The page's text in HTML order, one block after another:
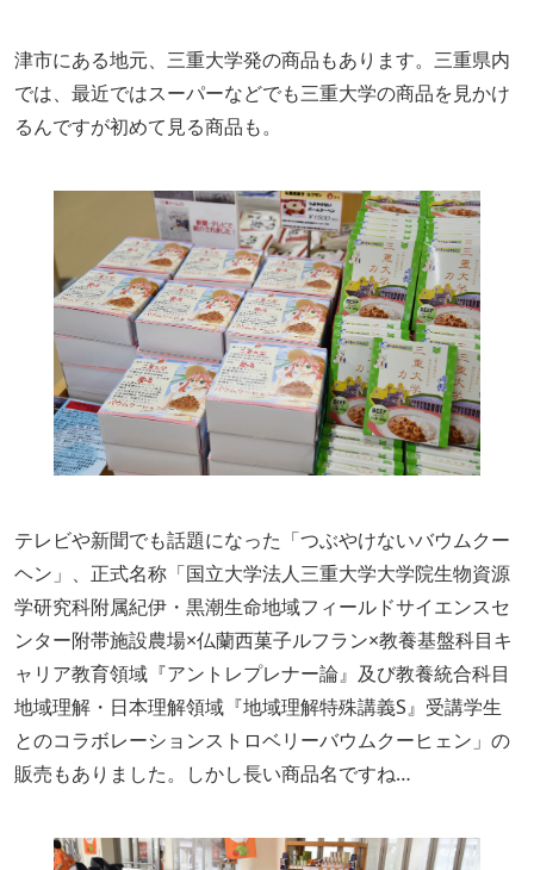
津市にある地元、三重大学発の商品もあります。三重県内
では、最近ではスーパーなどでも三重大学の商品を見かけ
るんですが初めて見る商品も。
テレビや新聞でも話題になった「つぶやけないバウムクー
ヘン」、正式名称「国立大学法人三重大学大学院生物資源
学研究科附属紀伊・黒潮生命地域フィールドサイエンスセ
ンター附帯施設農場×仏蘭西菓子ルフラン×教養基盤科目キ
ャリア教育領域『アントレプレナー論』及び教養統合科目
地域理解・日本理解領域『地域理解特殊講義S』受講学生
とのコラボレーションストロベリーバウムクーヒェン」の
販売もありました。しかし長い商品名ですね…